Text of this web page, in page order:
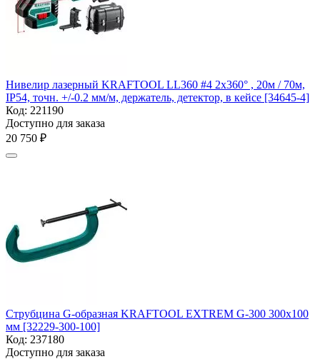
Нивелир лазерный KRAFTOOL LL360 #4 2х360° , 20м / 70м,
IP54, точн. +/-0.2 мм/м, держатель, детектор, в кейсе [34645-4]
Код: 221190
Доступно для заказа
20 750 ₽
Струбцина G-образная KRAFTOOL EXTREM G-300 300х100
мм [32229-300-100]
Код: 237180
Доступно для заказа